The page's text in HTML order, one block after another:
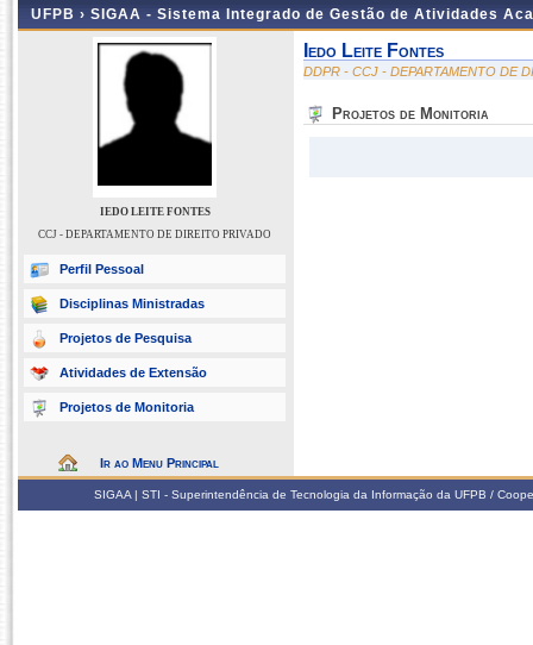
UFPB › SIGAA - Sistema Integrado de Gestão de Atividades
IEDO LEITE FONTES
CCJ - DEPARTAMENTO DE DIREITO PRIVADO
Perfil Pessoal
Disciplinas Ministradas
Projetos de Pesquisa
Atividades de Extensão
Projetos de Monitoria
Ir ao Menu Principal
Iedo Leite Fontes
DDPR - CCJ - DEPARTAMENTO DE
Projetos de Monitoria
SIGAA | STI - Superintendência de Tecnologia da Informação da UFPB /